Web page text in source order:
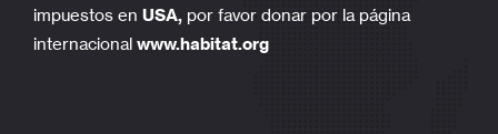
impuestos en USA, por favor donar por la página
internacional www.habitat.org